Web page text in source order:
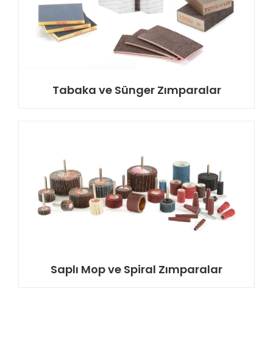
Tabaka ve Sünger Zımparalar
Saplı Mop ve Spiral Zımparalar